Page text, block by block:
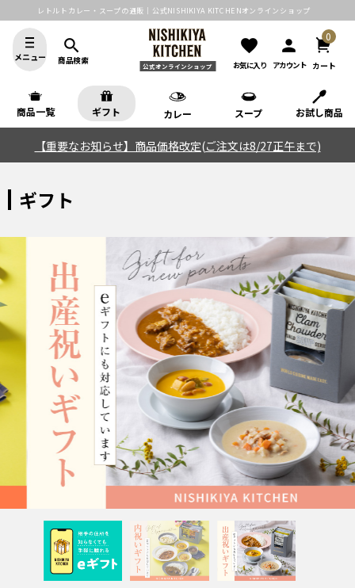
レトルトカレー・スープの通販｜公式NISHIKIYA KITCHENオンラインショップ
メニュー
search
商品検索
公式オンラインショップ
favorite
お気に入り
person
アカウント カート
0
商品一覧 ギフト カレー スープ お試し商品
【重要なお知らせ】商品価格改定(ご注文は8/27正午まで)
ギフト